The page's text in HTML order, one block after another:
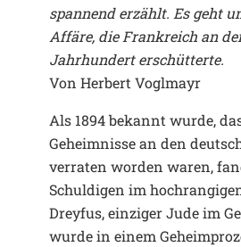
spannend erzählt. Es geht
Affäre, die Frankreich an
Jahrhundert erschütterte.
Von Herbert Voglmayr
Als 1894 bekannt wurde,
Geheimnisse an den
verraten worden waren,
Schuldigen im
Dreyfus, einziger Jude im
wurde in einem